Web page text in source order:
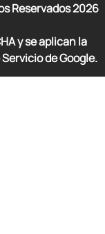
Reservados2026
y se aplican la
de Google.